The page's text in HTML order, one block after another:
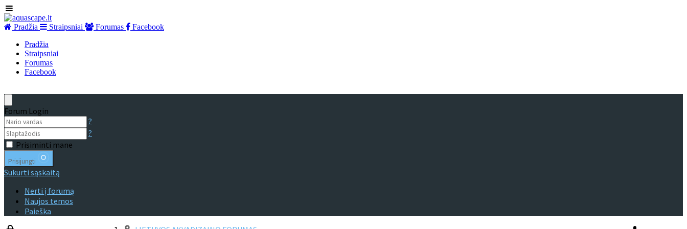
Pradžia Straipsniai Forumas
Facebook
Pradžia
Straipsniai
Forumas
Facebook
Forum Login
?
?
Prisiminti mane
Prisijungti
Sukurti sąskaitą
Nerti į forumą
Naujos temos
Paieška